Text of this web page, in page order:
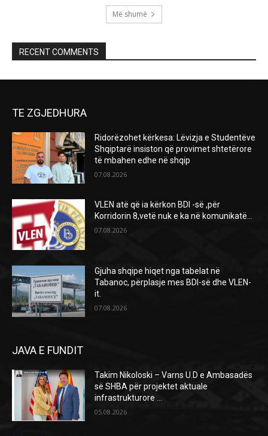
Më shumë
RECENT COMMENTS
TE ZGJEDHURA
Ridorëzohet kërkesa: Lëvizja e Studentëve
Shqiptarë insiston që provimet shtetërore
të mbahen edhe në shqip
07.08.2026
VLEN atë që ia kërkon BDI -së ,për
Korridorin 8,vetë nuk e ka në komunikatë…
07.08.2026
Gjuha shqipe hiqet nga tabelat në
Tabanoc, përplasje mes BDI-së dhe VLEN-
it.
07.08.2026
JAVA E FUNDIT
Takim Nikoloski – Varns U.D e Ambasadës
së SHBA për projektet aktuale
infrastrukturore …
05.08.2026